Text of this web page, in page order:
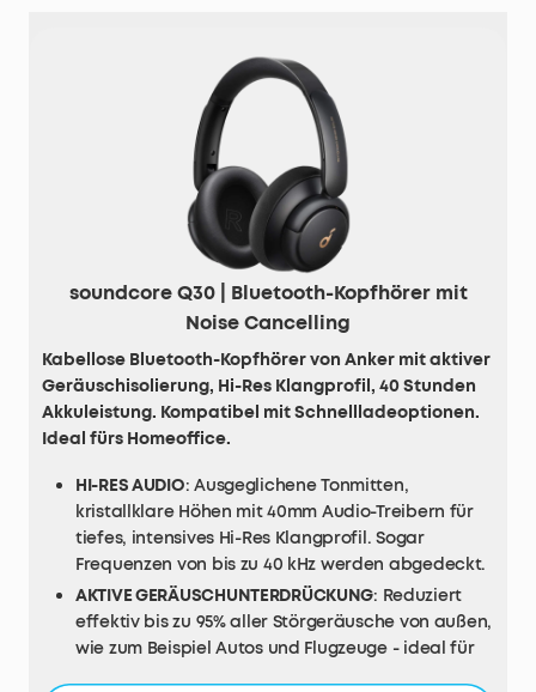
soundcore Q30 | Bluetooth-Kopfhörer mit
Noise Cancelling
Kabellose Bluetooth-Kopfhörer von Anker mit aktiver
Geräuschisolierung, Hi-Res Klangprofil, 40 Stunden
Akkuleistung. Kompatibel mit Schnellladeoptionen.
Ideal fürs Homeoffice.
HI-RES AUDIO: Ausgeglichene Tonmitten,
kristallklare Höhen mit 40mm Audio-Treibern für
tiefes, intensives Hi-Res Klangprofil. Sogar
Frequenzen von bis zu 40 kHz werden abgedeckt.
AKTIVE GERÄUSCHUNTERDRÜCKUNG: Reduziert
effektiv bis zu 95% aller Störgeräusche von außen,
wie zum Beispiel Autos und Flugzeuge - ideal für